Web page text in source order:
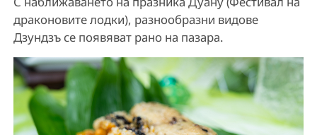
драконовите лодки), разнообразни видове
Дзундзъ се появяват рано на пазара.